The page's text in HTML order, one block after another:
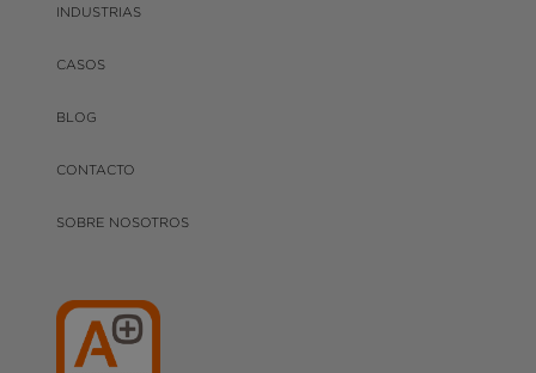
INDUSTRIAS
CASOS
BLOG
CONTACTO
SOBRE NOSOTROS